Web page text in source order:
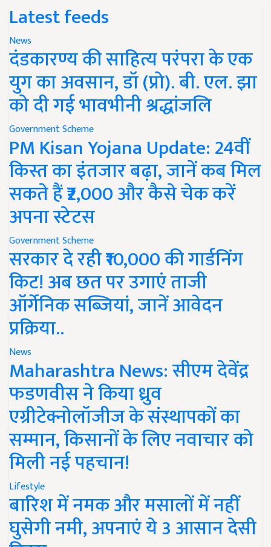
Latest feeds
News
दंडकारण्य की साहित्य परंपरा के एक
युग का अवसान, डॉ (प्रो). बी. एल. झा
को दी गई भावभीनी श्रद्धांजलि
Government Scheme
PM Kisan Yojana Update: 24वीं
किस्त का इंतजार बढ़ा, जानें कब मिल
सकते हैं ₹2,000 और कैसे चेक करें
अपना स्टेटस
Government Scheme
सरकार दे रही ₹10,000 की गार्डनिंग
किट! अब छत पर उगाएं ताजी
ऑर्गेनिक सब्जियां, जानें आवेदन
प्रक्रिया..
News
Maharashtra News: सीएम देवेंद्र
फडणवीस ने किया ध्रुव
एग्रीटेक्नोलॉजीज के संस्थापकों का
सम्मान, किसानों के लिए नवाचार को
मिली नई पहचान!
Lifestyle
बारिश में नमक और मसालों में नहीं
घुसेगी नमी, अपनाएं ये 3 आसान देसी